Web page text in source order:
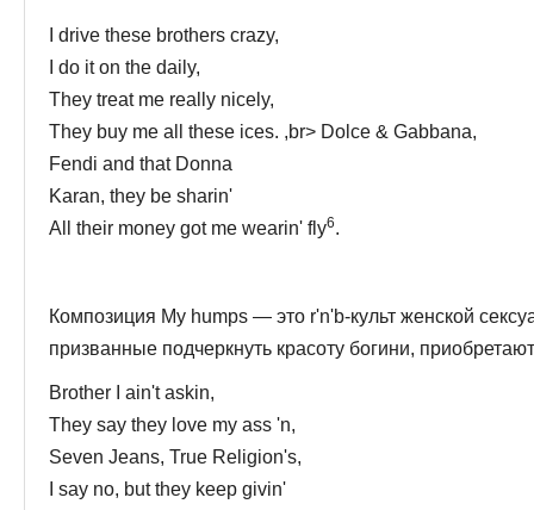
I drive these brothers crazy,
I do it on the daily,
They treat me really nicely,
They buy me all these ices. ,br> Dolce & Gabbana,
Fendi and that Donna
Karan, they be sharin'
All their money got me wearin' fly6.
Композиция My humps — это r'n'b-культ женской
призванные подчеркнуть красоту богини,
Brother I ain't askin,
They say they love my ass 'n,
Seven Jeans, True Religion's,
I say no, but they keep givin'